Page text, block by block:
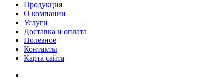
Продукция
О компании
Услуги
Доставка и оплата
Полезное
Контакты
Карта сайта